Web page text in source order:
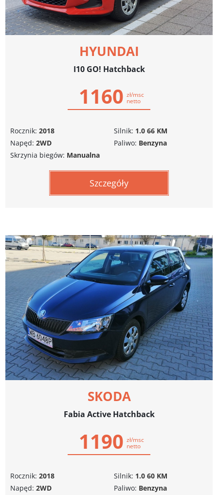
HYUNDAI
I10 GO! Hatchback
1160 zł/msc
netto
Rocznik: 2018
Napęd: 2WD
Silnik: 1.0 66 KM
Paliwo: Benzyna
Skrzynia biegów: Manualna
Szczegóły
SKODA
Fabia Active Hatchback
1190 zł/msc
netto
Rocznik: 2018
Napęd: 2WD
Silnik: 1.0 60 KM
Paliwo: Benzyna